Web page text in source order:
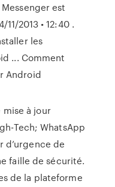
est
2013 • 12:40 .
les
... Comment
Android
à jour
Tech; WhatsApp
d’urgence de
faille de sécurité.
de la plateforme